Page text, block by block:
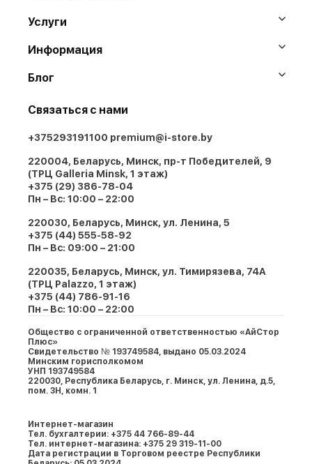
Услуги
Информация
Блог
Связаться с нами
+375293191100 premium@i-store.by
220004, Беларусь, Минск, пр-т Победителей, 9
(ТРЦ Galleria Minsk, 1 этаж)
+375 (29) 386-78-04
Пн – Вс: 10:00 – 22:00
220030, Беларусь, Минск, ул. Ленина, 5
+375 (44) 555-58-92
Пн – Вс: 09:00 – 21:00
220035, Беларусь, Минск, ул. Тимирязева, 74A
(ТРЦ Palazzo, 1 этаж)
+375 (44) 786-91-16
Пн – Вс: 10:00 – 22:00
Общество с ограниченной ответственностью «АйСтор
Плюс»
Свидетельство № 193749584, выдано 05.03.2024
Минским горисполкомом
УНП 193749584
220030, Республика Беларусь, г. Минcк, ул. Ленина, д.5,
пом. 3Н, комн. 1
Интернет-магазин
Тел. бухгалтерии: +375 44 766-89-44
Тел. интернет-магазина: +375 29 319-11-00
Дата регистрации в Торговом реестре Республики